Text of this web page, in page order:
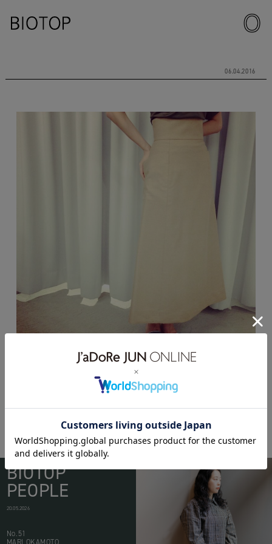
06.04.2016
BIOTOP
PEOPLE
20.05.2026
No.51